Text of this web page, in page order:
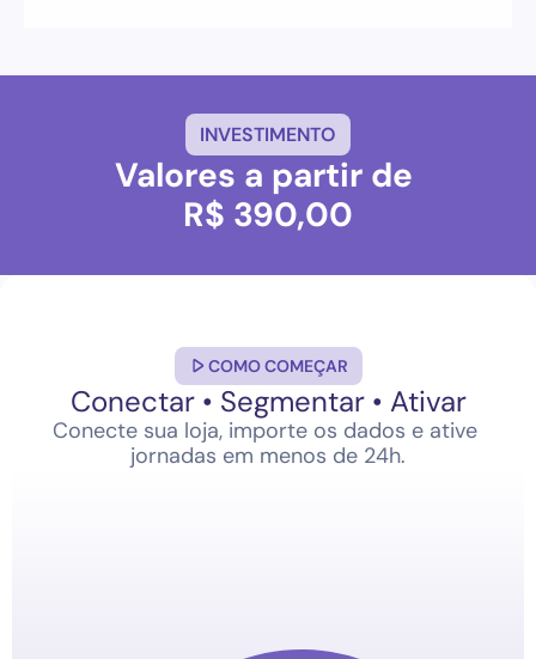
INVESTIMENTO
Valores a partir de
R$ 390,00
COMO COMEÇAR
Conectar • Segmentar • Ativar
Conecte sua loja, importe os dados e ative
jornadas em menos de 24h.